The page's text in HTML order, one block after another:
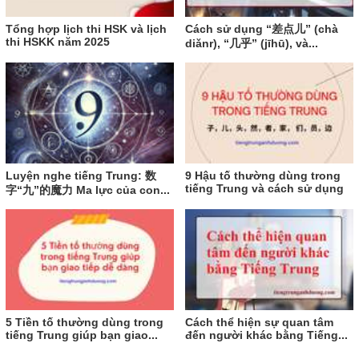
Tổng hợp lịch thi HSK và lịch
thi HSKK năm 2025
Cách sử dụng “差点儿” (chà
diǎnr), “几乎” (jīhū), và...
Luyện nghe tiếng Trung: 数
字“九”的魔力 Ma lực của con...
9 Hậu tố thường dùng trong
tiếng Trung và cách sử dụng
5 Tiền tố thường dùng trong
tiếng Trung giúp bạn giao...
Cách thể hiện sự quan tâm
đến người khác bằng Tiếng...